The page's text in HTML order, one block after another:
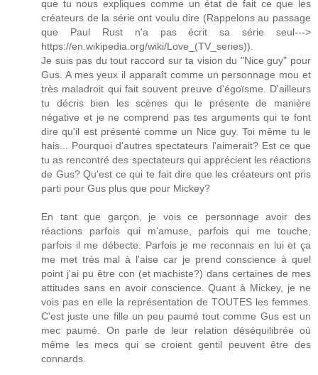
que tu nous expliques comme un état de fait ce que les
créateurs de la série ont voulu dire (Rappelons au passage
que Paul Rust n'a pas écrit sa série seul--->
https://en.wikipedia.org/wiki/Love_(TV_series)).
Je suis pas du tout raccord sur ta vision du "Nice guy" pour
Gus. A mes yeux il apparaît comme un personnage mou et
très maladroit qui fait souvent preuve d'égoïsme. D'ailleurs
tu décris bien les scènes qui le présente de manière
négative et je ne comprend pas tes arguments qui te font
dire qu'il est présenté comme un Nice guy. Toi même tu le
hais... Pourquoi d'autres spectateurs l'aimerait? Est ce que
tu as rencontré des spectateurs qui apprécient les réactions
de Gus? Qu'est ce qui te fait dire que les créateurs ont pris
parti pour Gus plus que pour Mickey?
En tant que garçon, je vois ce personnage avoir des
réactions parfois qui m'amuse, parfois qui me touche,
parfois il me débecte. Parfois je me reconnais en lui et ça
me met très mal à l'aise car je prend conscience à quel
point j'ai pu être con (et machiste?) dans certaines de mes
attitudes sans en avoir conscience. Quant à Mickey, je ne
vois pas en elle la représentation de TOUTES les femmes.
C'est juste une fille un peu paumé tout comme Gus est un
mec paumé. On parle de leur relation déséquilibrée où
même les mecs qui se croient gentil peuvent être des
connards.